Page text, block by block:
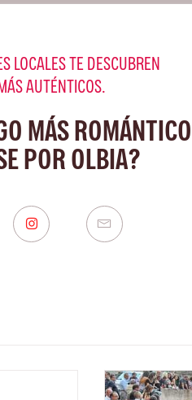
LOCALES TE DESCUBREN
AUTÉNTICOS.
MÁS ROMÁNTICO
POR OLBIA?